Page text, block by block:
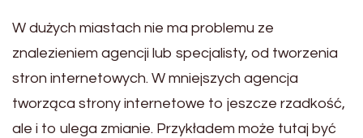
W dużych miastach nie ma problemu ze
znalezieniem agencji lub specjalisty, od tworzenia
stron internetowych. W mniejszych agencja
tworząca strony internetowe to jeszcze rzadkość,
ale i to ulega zmianie. Przykładem może tutaj być